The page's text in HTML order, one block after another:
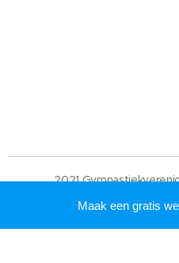
2021
Mogelijk
Maak een gratis